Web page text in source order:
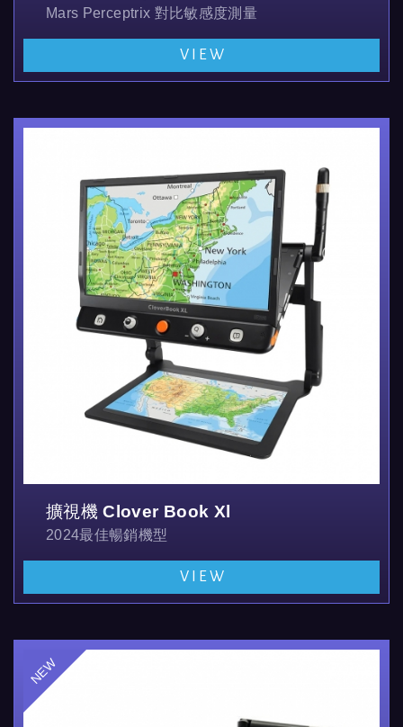
Mars Perceptrix 對比敏感度測量
檢測組內附3 張對敏感度圖表、說明書和一個收納袋
VIEW
擴視機 Clover Book Xl
2024最佳暢銷機型
全機型為可收納可攜式桌上型擴視機
放大倍率1.4-54倍，全機型可透過觸控螢幕或實體按鍵
支持亮度、對比調整、多色顯示模式，凍結、導引線、
VIEW